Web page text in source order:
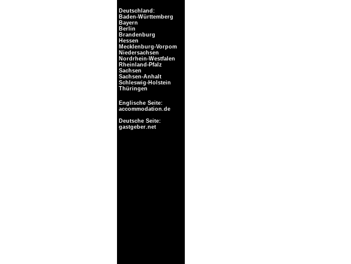
Deutschland:
Baden-Württemberg
Bayern
Berlin
Brandenburg
Hessen
Mecklenburg-Vorpom
Niedersachsen
Nordrhein-Westfalen
Rheinland-Pfalz
Sachsen
Sachsen-Anhalt
Schleswig-Holstein
Thüringen
Englische Seite:
accommodation.de
Deutsche Seite:
gastgeber.net